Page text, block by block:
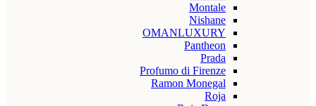
Montale
Nishane
OMANLUXURY
Pantheon
Prada
Profumo di Firenze
Ramon Monegal
Roja